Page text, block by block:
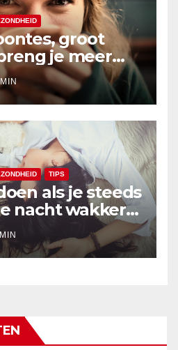
groot
je meer
TIPS
als je steeds
nacht wakker